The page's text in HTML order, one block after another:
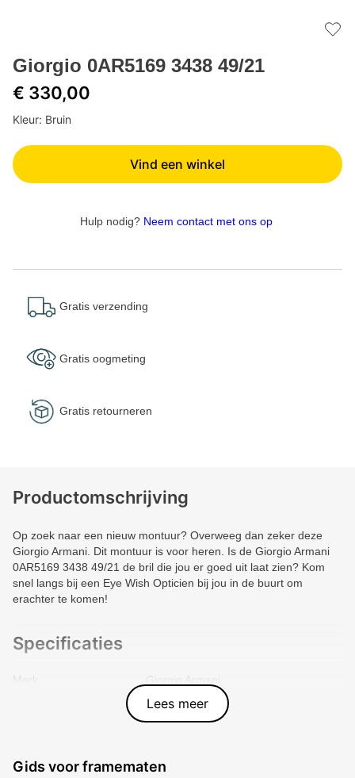
Giorgio 0AR5169 3438 49/21
€ 330,00
Kleur: Bruin
Vind een winkel
Hulp nodig? Neem contact met ons op
Gratis verzending
Gratis oogmeting
Gratis retourneren
Productomschrijving
Op zoek naar een nieuw montuur? Overweeg dan zeker deze
Giorgio Armani. Dit montuur is voor heren. Is de Giorgio Armani
0AR5169 3438 49/21 de bril die jou er goed uit laat zien? Kom
snel langs bij een Eye Wish Opticien bij jou in de buurt om
erachter te komen!
Specificaties
Merk
Giorgio Armani
Bruin
Metal
Lees meer
Gids voor framematen